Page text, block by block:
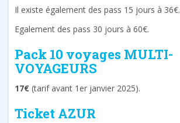
Il existe également des pass 15 jours à 36€.
Egalement des pass 30 jours à 60€.
Pack 10 voyages MULTI-
VOYAGEURS
17€ (tarif avant 1er janvier 2025).
Ticket AZUR